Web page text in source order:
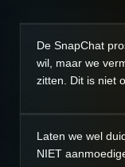
De SnapChat
wil, maar we
zitten. Dit is niet
Laten we wel
NIET